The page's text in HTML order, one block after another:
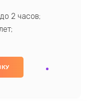
2 часов;